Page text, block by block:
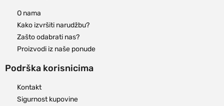
O nama
Kako izvršiti narudžbu?
Zašto odabrati nas?
Proizvodi iz naše ponude
Podrška korisnicima
Kontakt
Sigurnost kupovine